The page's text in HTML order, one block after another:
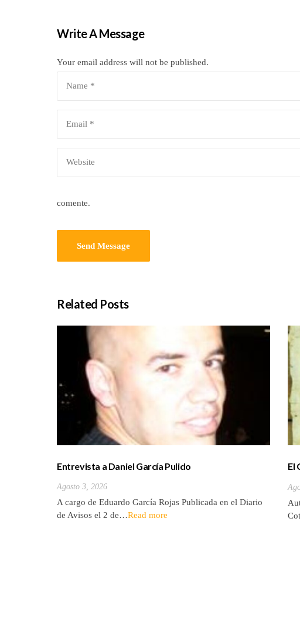
Write A Message
Your email address will not be published.
comente.
Related Posts
Entrevista a Daniel García Pulido
Agosto 3, 2026
A cargo de Eduardo García Rojas Publicada en el Diario
de Avisos el 2 de…Read more
El